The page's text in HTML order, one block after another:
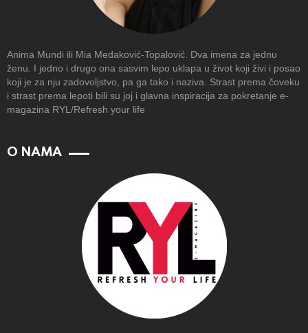
Anima Mundi ili Mia Medaković-Topalović. Dva imena za jednu
ženu. I jedno i drugo ona sasvim lepo uklapa u život koji živi i posao
koji je za nju zadovoljstvo, pa ga tako i naziva. Strast prema čoveku
i strast prema lepoti bili su joj i glavna inspiracija za pokretanje e-
magazina RYL/Refresh your life
O NAMA